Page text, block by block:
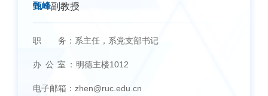
甄峰副教授
职 务： 系主任，系党支部书记
办 公 室： 明德主楼1012
电子邮箱： zhen@ruc.edu.cn